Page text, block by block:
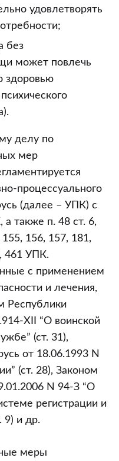
удовлетворять
без
может повлечь
здоровью
делу по
мер
процессуального
(далее – УПК) с
также п. 48 ст. 6,
156, 157, 181,
461 УПК.
с применением
и лечения,
Республики
XII “О воинской
(ст. 31),
от 18.06.1993 N
(ст. 28), Законом
N 94-З “О
регистрации и
9) и др.
меры